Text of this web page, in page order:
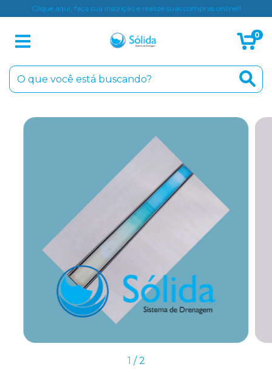
Clique aqui, faça sua inscrição e realize suas compras online!!
0
1 /2